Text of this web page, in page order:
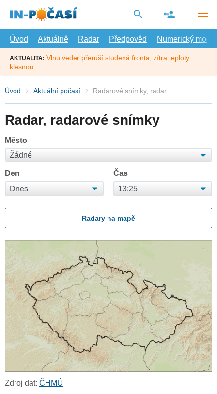
hlavní
Úvod
Aktuálně Radar Předpověď Numerický model
AKTUALITA: Vlnu veder přeruší studená fronta, zítra teploty
klesnou
Úvod Aktuální počasí Radarové snímky, radar
Radar, radarové snímky
Město
Den Čas
Radary na mapě
Zdroj dat: ČHMÚ